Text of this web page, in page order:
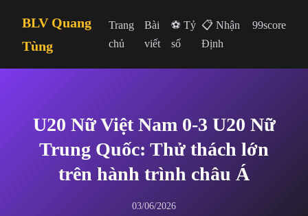
BLV Quang
Tùng
Trang
chủ
Bài
viết
⚽ Tỷ
số
📋 Nhận
Định
99score
U20 Nữ Việt Nam 0-3 U20 Nữ
Trung Quốc: Thử thách lớn
trên hành trình châu Á
03/06/2026